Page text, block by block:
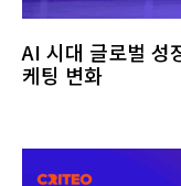
AI 시대 글로벌 성
케팅 변화